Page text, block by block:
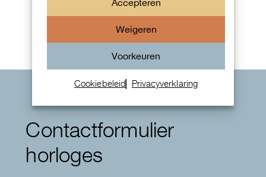
Weigeren
Voorkeuren
Cookiebeleid Privacyverklaring
Chornograaf
Contactformulier
horloges